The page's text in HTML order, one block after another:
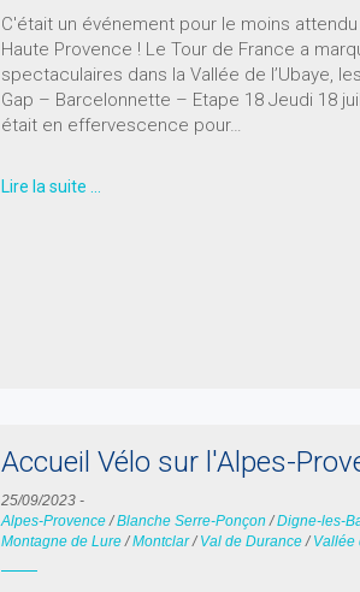
C'était un événement pour le moins
Haute Provence ! Le Tour de France a
spectaculaires dans la Vallée de l’Ubaye,
Gap – Barcelonnette – Etape 18 Jeudi 18
était en effervescence pour…
Lire la suite …
Accueil Vélo sur l'Alpes-
25/09/2023 -
Alpes-Provence/Blanche Serre-Ponçon /Digne-les-
Montagne de Lure/Montclar/ Val de Durance/ Vallée